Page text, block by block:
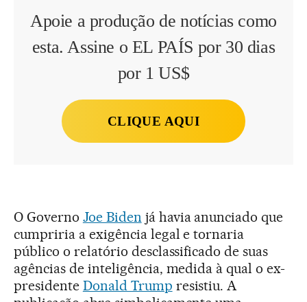
Apoie a produção de notícias como
esta. Assine o EL PAÍS por 30 dias
por 1 US$
CLIQUE AQUI
O Governo Joe Biden já havia anunciado que
cumpriria a exigência legal e tornaria
público o relatório desclassificado de suas
agências de inteligência, medida à qual o ex-
presidente Donald Trump resistiu. A